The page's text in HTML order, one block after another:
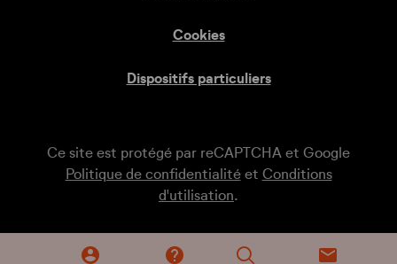
Cookies
Dispositifs particuliers
Ce site est protégé par reCAPTCHA et Google
Politique de confidentialitéet Conditions
d'utilisation.